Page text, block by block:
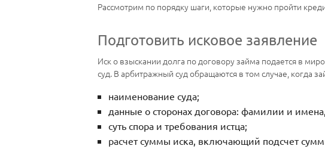
Рассмотрим по порядку шаги, которые нужно пройти
Подготовить исковое заявление
Иск о взыскании долга по договору займа подается в
суд. В арбитражный суд обращаются в том случае, когда
наименование суда;
данные о сторонах договора: фамилии и
суть спора и требования истца;
расчет суммы иска, включающий подсчет